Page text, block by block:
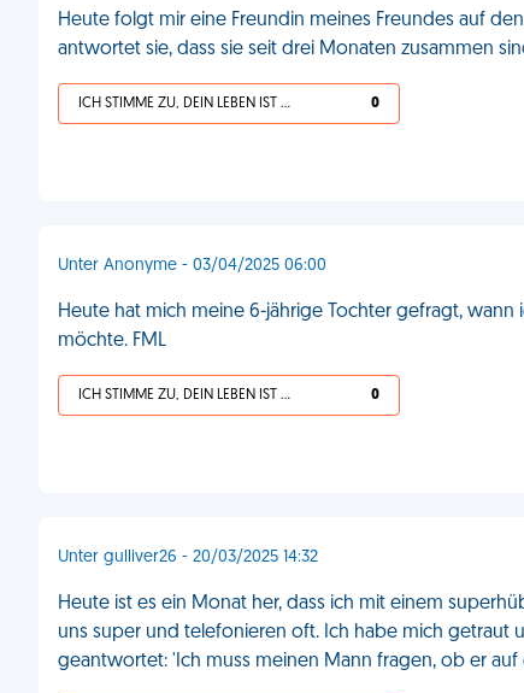
Heute folgt mir eine Freundin meines Freundes auf
antwortet sie, dass sie seit drei Monaten zusammen
ICH STIMME ZU, DEIN LEBEN IST SCHEISSE 0
Unter Anonyme - 03/04/2025 06:00
Heute hat mich meine 6-jährige Tochter gefragt,
möchte. FML
ICH STIMME ZU, DEIN LEBEN IST SCHEISSE 0
Unter gulliver26 - 20/03/2025 14:32
Heute ist es ein Monat her, dass ich mit einem
uns super und telefonieren oft. Ich habe mich getraut
geantwortet: 'Ich muss meinen Mann fragen, ob er auf